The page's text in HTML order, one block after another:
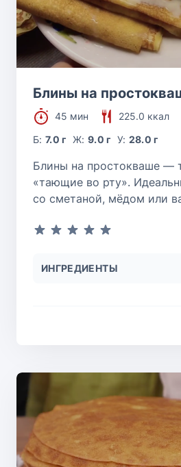
Блины на
45 мин
225.0 ккал
Б:7.0 г Ж: 9.0 г У: 28.0 г
Блины на простокваше —
«тающие во рту».
со сметаной, мёдом или
ИНГРЕДИЕНТЫ